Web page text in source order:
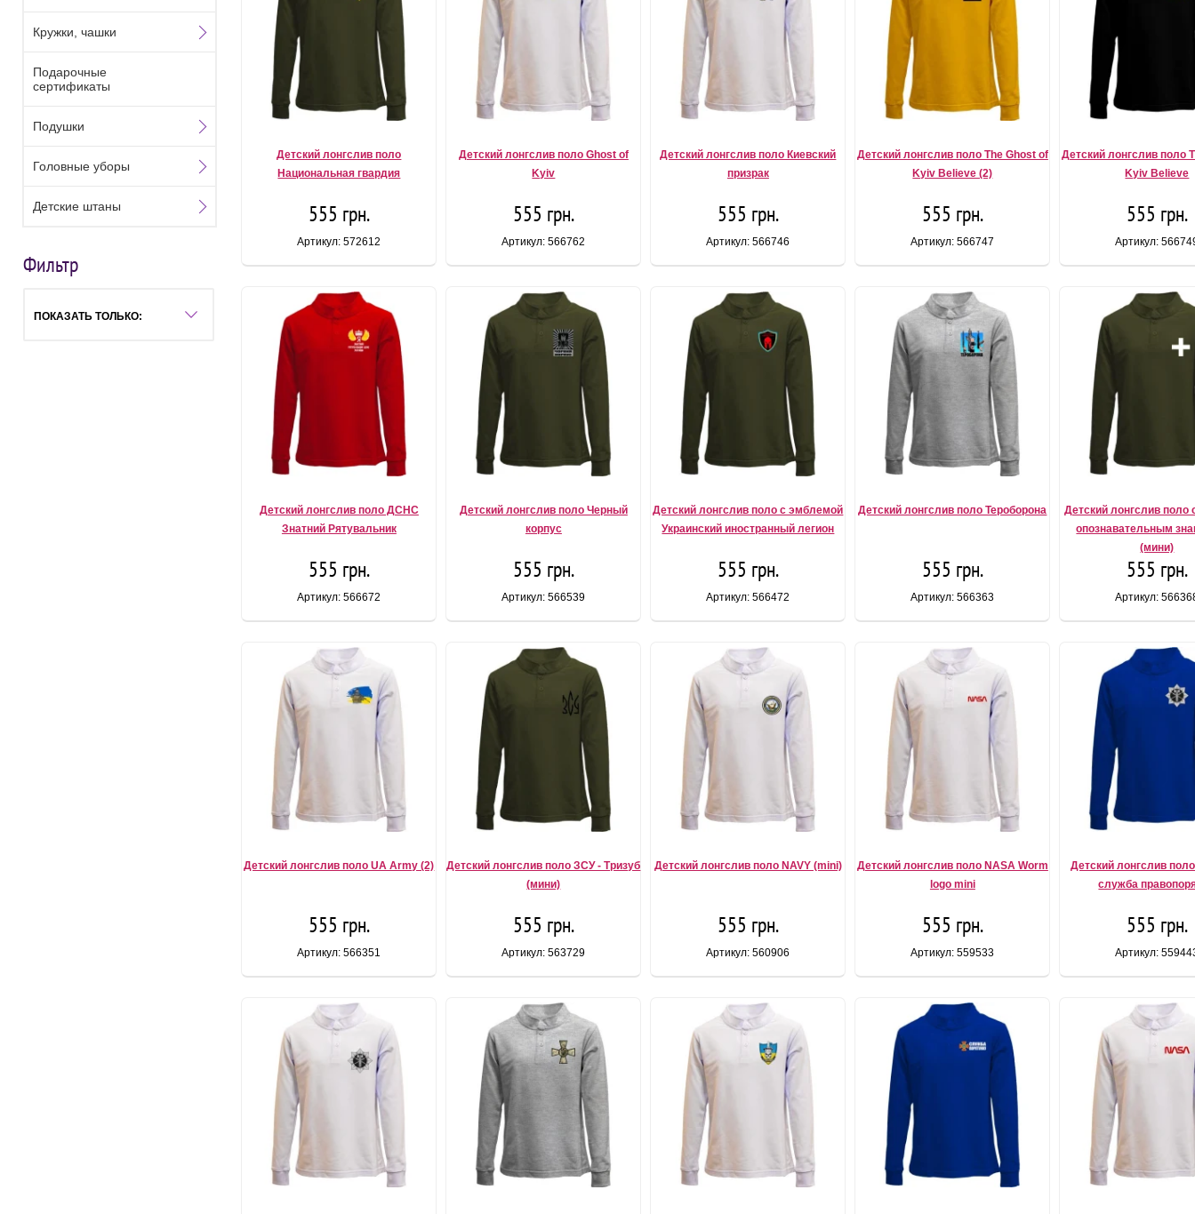
Детский лонгслив поло
Национальная гвардия
555 грн.
Артикул: 572612
Детский лонгслив поло Ghost of
Kyiv
555 грн.
Артикул: 566762
Детский лонгслив поло Киевский
призрак
555 грн.
Артикул: 566746
Детский лонгслив поло The Ghost of
Kyiv Believe (2)
555 грн.
Артикул: 566747
Детский лонгслив поло
Kyiv Believe
555 грн.
Артикул:
Детский лонгслив поло ДСНС
Знатний Рятувальник
555 грн.
Артикул: 566672
Детский лонгслив поло Черный
корпус
555 грн.
Артикул: 566539
Детский лонгслив поло с эмблемой
Украинский иностранный легион
555 грн.
Артикул: 566472
Детский лонгслив поло Тероборона
555 грн.
Артикул: 566363
Детский лонгслив поло
опознавательным
(мини)
555 грн.
Артикул:
Детский лонгслив поло UA Army (2)
555 грн.
Артикул: 566351
Детский лонгслив поло ЗСУ - Тризуб
(мини)
555 грн.
Артикул: 563729
Детский лонгслив поло NAVY (mini)
555 грн.
Артикул: 560906
Детский лонгслив поло NASA Worm
logo mini
555 грн.
Артикул: 559533
Детский лонгслив
служба
555 грн.
Артикул:
Кружки, чашки
Подарочные
сертификаты
Подушки
Головные уборы
Детские штаны
Фильтр
ПОКАЗАТЬ ТОЛЬКО: